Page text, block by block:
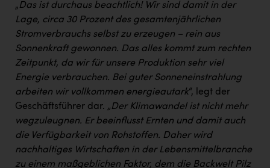
„Das ist durchaus beachtlich! Wir sind damit in der
Lage, circa 30 Prozent des gesamtenjährlichen
Stromverbrauchs selbst zu erzeugen – rein aus
Sonnenkraft gewonnen. Das alles kommt zum rechten
Zeitpunkt, da wir für unsere Produktion sehr viel
Energie verbrauchen. Bei guter Sonneneinstrahlung
arbeiten wir vollkommen energieautark“, legt der
Geschäftsführer dar. „Der Klimawandel ist nicht mehr
wegzuleugnen. Er beeinflusst Ernten und damit auch
die Verfügbarkeit von Rohstoffen. Daher wird
nachhaltiges Wirtschaften in der Lebensmittelbranche
zu einem maßgeblichen Faktor, dem die Backwelt Pilz